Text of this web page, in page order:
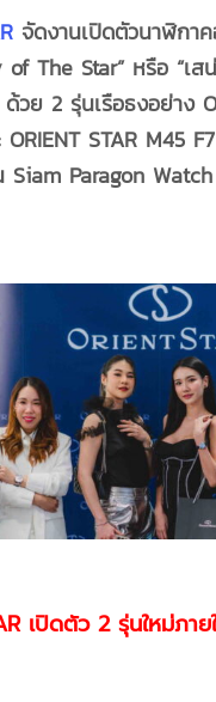
จัดงานเปิดตัวนาฬิกา
The Star” หรือ “เส
วย 2 รุ่นเรือธงอย่าง
STAR M45
Siam Paragon
เปิดตัว 2 รุ่นใหม่ภา